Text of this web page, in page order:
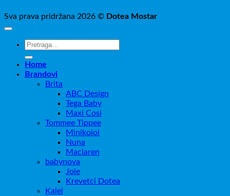
Sva prava pridržana 2026 © Dotea Mostar
Pretraži:
Home
Brandovi
Brita
ABC Design
Tega Baby
Maxi Cosi
Tommee Tippee
Minikoioi
Nuna
Maclaren
babynova
Joie
Krevetci Dotea
Kalei